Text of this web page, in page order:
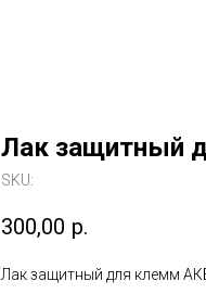
Лак защитный
SKU:
300,00 р.
Лак защитный для клемм